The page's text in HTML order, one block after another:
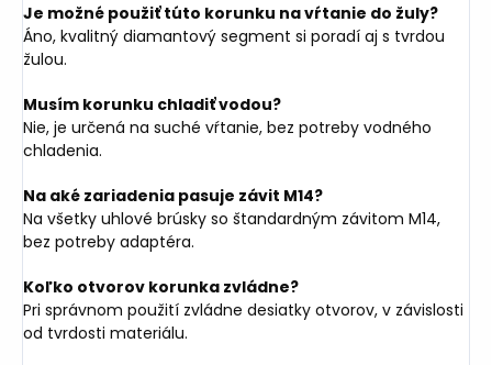
Je možné použiť túto korunku na vŕtanie do žuly?
Áno, kvalitný diamantový segment si poradí aj s tvrdou
žulou.
Musím korunku chladiť vodou?
Nie, je určená na suché vŕtanie, bez potreby vodného
chladenia.
Na aké zariadenia pasuje závit M14?
Na všetky uhlové brúsky so štandardným závitom M14,
bez potreby adaptéra.
Koľko otvorov korunka zvládne?
Pri správnom použití zvládne desiatky otvorov, v závislosti
od tvrdosti materiálu.